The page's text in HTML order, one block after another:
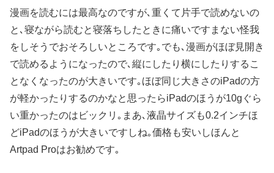
漫画を読むには最高なのですが､重くて片手で読めないの
と､寝ながら読むと寝落ちしたときに痛いですまない怪我
をしそうでおそろしいところです｡でも､漫画がほぼ見開き
で読めるようになったので､縦にしたり横にしたりするこ
となくなったのが大きいです｡ほぼ同じ大きさのiPadの方
が軽かったりするのかなと思ったらiPadのほうが10gぐら
い重かったのはビックリ｡まあ､液晶サイズも0.2インチほ
どiPadのほうが大きいですしね｡価格も安いしほんと
Artpad Proはお勧めです｡